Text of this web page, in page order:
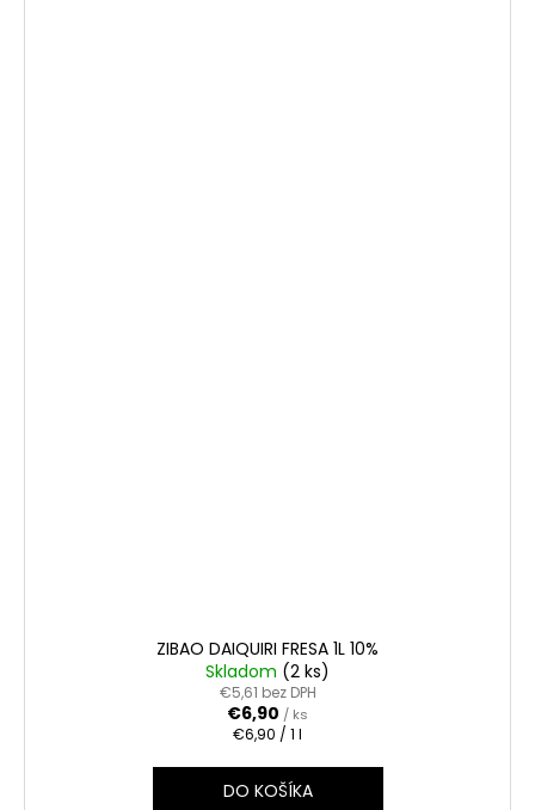
ZIBAO DAIQUIRI FRESA 1L 10%
Skladom (2 ks)
€5,61 bez DPH
€6,90 / ks
Jednotková
€6,90 / 1 l
DO KOŠÍKA